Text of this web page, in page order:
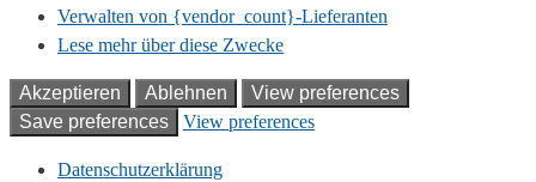
Verwalten von {vendor_count}-Lieferanten
Lese mehr über diese Zwecke
Akzeptieren Ablehnen
View preferences
Save preferences
View preferences
Datenschutzerklärung